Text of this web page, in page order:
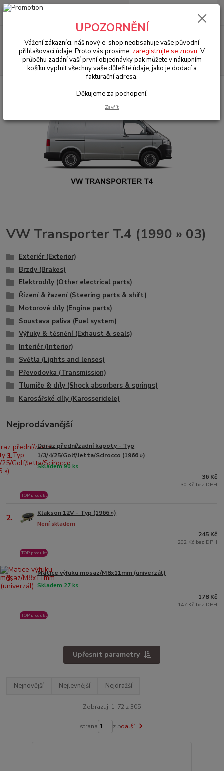
Hledat
+420 602 330 329
0 Kč
VW Transporter T.4 (1990 » 03)
Exteriér (Exterior)
Brzdy (Brakes)
Elektrodíly (Other electrical parts)
Řízení & řazení (Steering parts & shift)
Motorové díly (Engine parts)
Soustava paliva (Fuel system)
Výfuky & těsnění (Exhaust & seals)
Interiér (Interior)
Světla (Lights and lenses)
Převodovka (Transmission)
Tlumiče & díly (Shock absorbers & springs)
Karosářské díly (Karosseridele)
Nejprodávanější
1.
Doraz přední/zadní kapoty - Typ
1/3/4/25/Golf/Jetta/Scirocco (1966 »)
Skladem 90 ks
TOP produkt
36 Kč
30 Kč bez DPH
2. Klakson 12V - Typ (1966 »)
Není skladem
TOP produkt
245 Kč
202 Kč bez DPH
3. Matice výfuku mosaz/M8x11mm (univerzál)
Skladem 27 ks
TOP produkt
178 Kč
147 Kč bez DPH
Upřesnit parametry
Nejnovější Nejlevnější Nejdražší
Zobrazuji 1-72 z 305
strana z 5další
UPOZORNĚNÍ
Vážení zákazníci, náš nový e-shop neobsahuje vaše původní
přihlašovací údaje. Proto vás prosíme, zaregistrujte se znovu. V
průběhu zadání vaší první objednávky pak můžete v nákupním
košíku vyplnit všechny vaše důležité údaje, jako je dodací a
fakturační adresa.
Děkujeme za pochopení.
Zavřít